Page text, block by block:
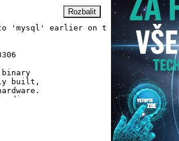
'mysql' earlier on the command line
built,